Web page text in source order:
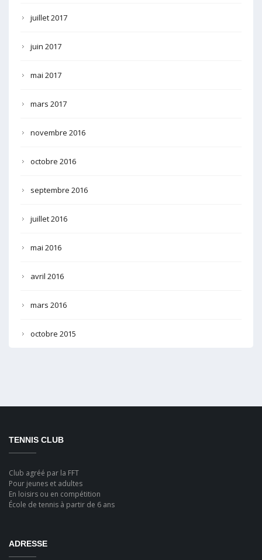
juillet 2017
juin 2017
mai 2017
mars 2017
novembre 2016
octobre 2016
septembre 2016
juillet 2016
mai 2016
avril 2016
mars 2016
octobre 2015
TENNIS CLUB
Club agréé par la FFT
Pour jeunes et adultes
En loisirs ou en compétition
École de tennis à partir de 6 ans
ADRESSE